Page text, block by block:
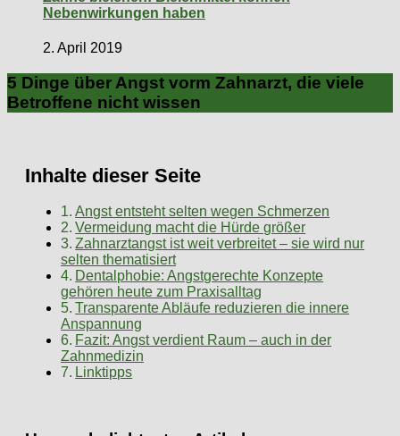
Nebenwirkungen haben
2. April 2019
5 Dinge über Angst vorm Zahnarzt, die viele
Betroffene nicht wissen
Inhalte dieser Seite
Angst entsteht selten wegen Schmerzen
Vermeidung macht die Hürde größer
Zahnarztangst ist weit verbreitet – sie wird nur
selten thematisiert
Dentalphobie: Angstgerechte Konzepte
gehören heute zum Praxisalltag
Transparente Abläufe reduzieren die innere
Anspannung
Fazit: Angst verdient Raum – auch in der
Zahnmedizin
Linktipps